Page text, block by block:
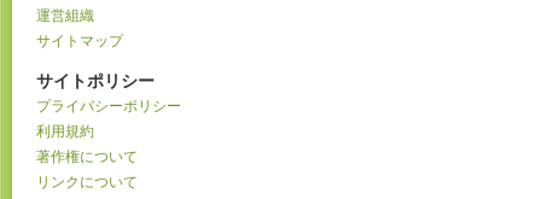
運営組織
サイトマップ
サイトポリシー
プライバシーポリシー
利用規約
著作権について
リンクについて